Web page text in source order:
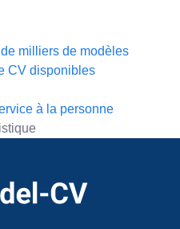
milliers de modèles
CV disponibles
à la personne